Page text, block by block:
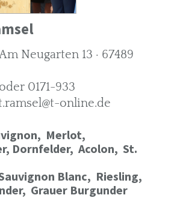
Neugarten 13 · 67489
0171-933
online.de
Merlot,
Dornfelder, Acolon, St.
Blanc, Riesling,
Grauer Burgunder